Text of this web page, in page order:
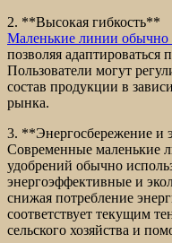
2. **Высокая гибкость**
Маленькие линии обычно
позволяя адаптироваться
Пользователи могут
состав продукции в
рынка.
3. **Энергосбережение и
Современные маленькие
удобрений обычно
энергоэффективные и
снижая потребление
соответствует текущим
сельского хозяйства и